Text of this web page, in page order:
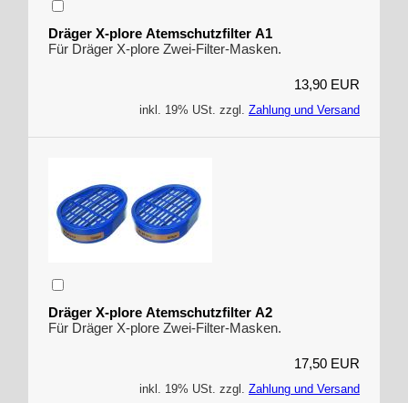
Dräger X-plore Atemschutzfilter A1
Für Dräger X-plore Zwei-Filter-Masken.
13,90 EUR
inkl. 19% USt. zzgl. Zahlung und Versand
Dräger X-plore Atemschutzfilter A2
Für Dräger X-plore Zwei-Filter-Masken.
17,50 EUR
inkl. 19% USt. zzgl. Zahlung und Versand